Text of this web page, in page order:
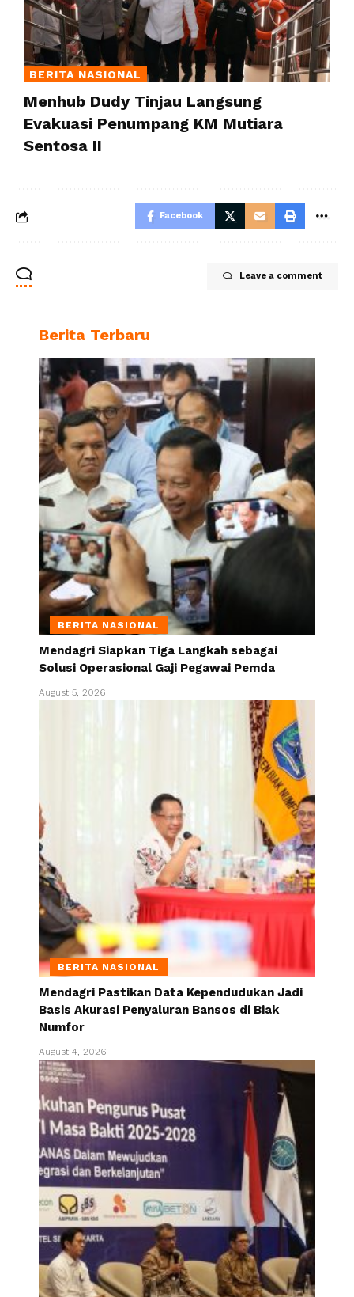
BERITA NASIONAL
Menhub Dudy Tinjau Langsung
Evakuasi Penumpang KM Mutiara
Sentosa II
Facebook
Leave a comment
Berita Terbaru
BERITA NASIONAL
Mendagri Siapkan Tiga Langkah sebagai
Solusi Operasional Gaji Pegawai Pemda
August 5, 2026
BERITA NASIONAL
Mendagri Pastikan Data Kependudukan Jadi
Basis Akurasi Penyaluran Bansos di Biak
Numfor
August 4, 2026